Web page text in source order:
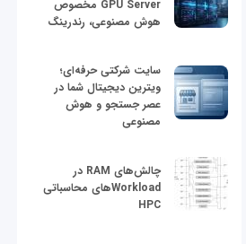
GPU Server مخصوص
هوش مصنوعی، رندرینگ
سایت شرکتی حرفه‌ای؛
ویترین دیجیتال شما در
عصر جستجو و هوش
مصنوعی
چالش‌های RAM در
Workloadهای محاسباتی
HPC